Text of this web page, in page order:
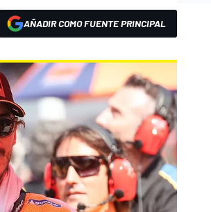
AÑADIR COMO FUENTE PRINCIPAL